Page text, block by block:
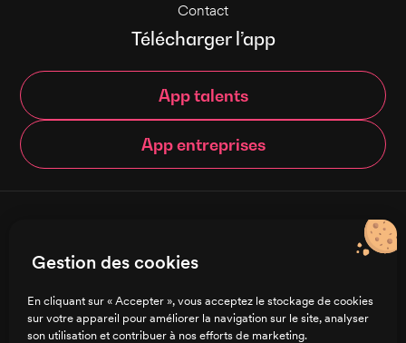
Contact
Télécharger l’app
App talents
App entreprises
Charte de confidentialité
Gestion des cookies
En cliquant sur « Accepter », vous acceptez le stockage de cookies
sur votre appareil pour améliorer la navigation sur le site, analyser
son utilisation et contribuer à nos efforts de marketing.